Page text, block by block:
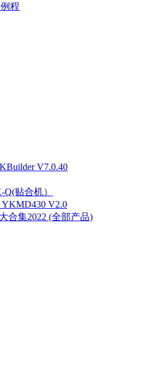
程
V7.0.40
贴合机）
V2.0
合集2022 (全部产品)